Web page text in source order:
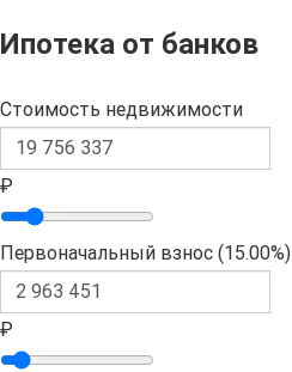
Ипотека от банков
Стоимость недвижимости
₽
Первоначальный взнос (15.00%)
₽